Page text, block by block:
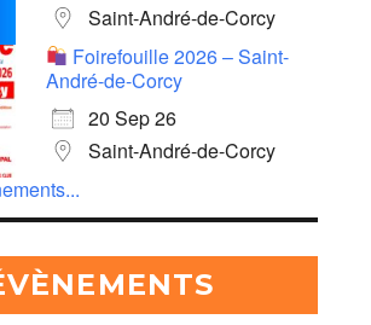
Saint-André-de-Corcy
Foirefouille 2026 – Saint-
André-de-Corcy
20 Sep 26
Saint-André-de-Corcy